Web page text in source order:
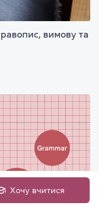
вимову та
Хочу вчитися